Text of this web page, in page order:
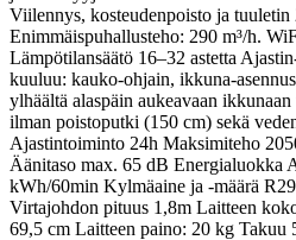
Viilennys, kosteudenpoisto ja tuuletin
Enimmäispuhallusteho: 290 m³/h.
Lämpötilansäätö 16–32 astetta
kuuluu: kauko-ohjain, ikkuna-
ylhäältä alaspäin aukeavaan
ilman poistoputki (150 cm) sekä
Ajastintoiminto 24h Maksimiteho
Äänitaso max. 65 dB Energialuokka
kWh/60min Kylmäaine ja -määrä
Virtajohdon pituus 1,8m Laitteen
69,5 cm Laitteen paino: 20 kg Takuu